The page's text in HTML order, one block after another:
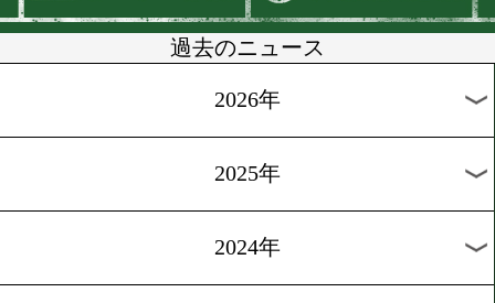
[ニュース]2019.6.16
6.19世界戦を内藤大助氏が
[ニュース]2019.6.14
OPBF王座決定戦は元王者